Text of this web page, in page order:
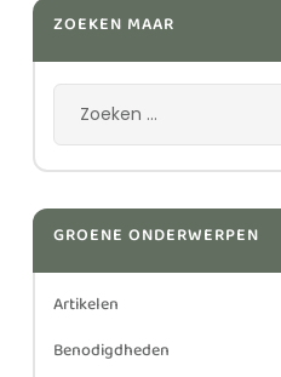
ZOEKEN MAAR
GROENE ONDERWERPEN
Artikelen
Benodigdheden